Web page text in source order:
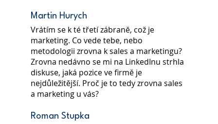
Martin Hurych
Vrátím se k té třetí zábraně, což je
marketing. Co vede tebe, nebo
metodologii zrovna k sales a marketingu?
Zrovna nedávno se mi na LinkedInu strhla
diskuse, jaká pozice ve firmě je
nejdůležitější. Proč je to tedy zrovna sales
a marketing u vás?
Roman Stupka